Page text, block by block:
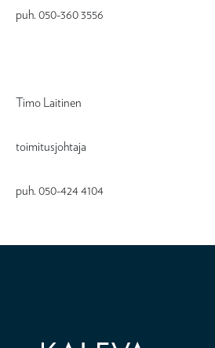
puh. 050-360 3556
Timo Laitinen
toimitusjohtaja
puh. 050-424 4104